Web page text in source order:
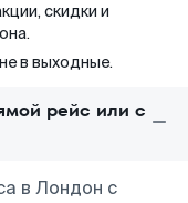
скидки и
в выходные.
рейс или с
в Лондон с